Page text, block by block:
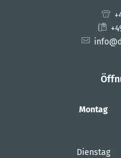
Montag
Dienstag